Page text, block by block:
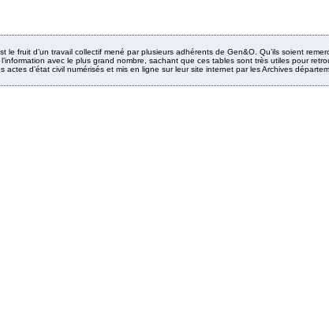
le fruit d’un travail collectif mené par plusieurs adhérents de Gen&O. Qu’ils soient
avec le plus grand nombre, sachant que ces tables sont très utiles pour
actes d’état civil numérisés et mis en ligne sur leur site internet par les Archives